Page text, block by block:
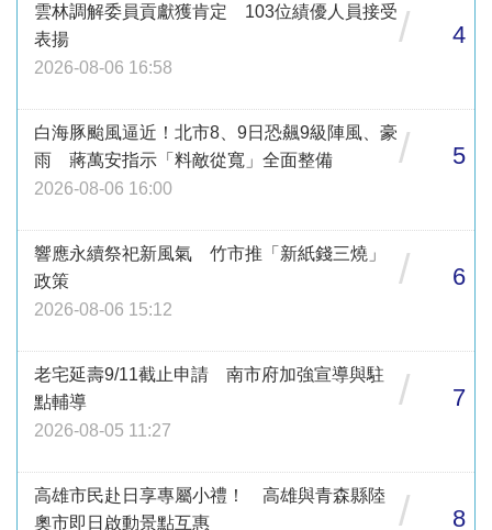
雲林調解委員貢獻獲肯定 103位績優人員接受
表揚
2026-08-06 16:58
/ 4
白海豚颱風逼近！北市8、9日恐飆9級陣風、豪
雨 蔣萬安指示「料敵從寬」全面整備
2026-08-06 16:00
/ 5
響應永續祭祀新風氣 竹市推「新紙錢三燒」
政策
2026-08-06 15:12
/ 6
老宅延壽9/11截止申請 南市府加強宣導與駐
點輔導
2026-08-05 11:27
/ 7
高雄市民赴日享專屬小禮！ 高雄與青森縣陸
奧市即日啟動景點互惠
/ 8